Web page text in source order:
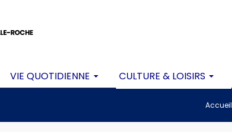
VIE QUOTIDIENNE CULTURE & LOISIRS
Accueil